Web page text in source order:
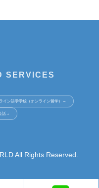
SERVICES
イン語学学校（オンライン留学） →
話→
All Rights Reserved.